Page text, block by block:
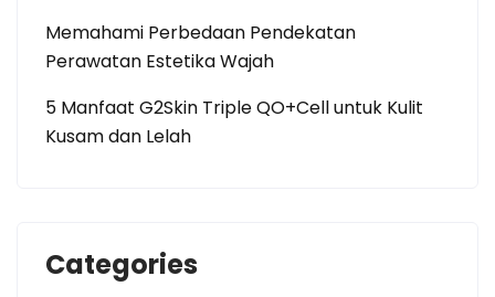
Memahami Perbedaan Pendekatan
Perawatan Estetika Wajah
5 Manfaat G2Skin Triple QO+Cell untuk Kulit
Kusam dan Lelah
Categories